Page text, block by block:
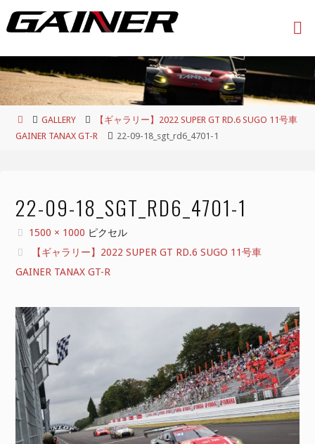
ン
ツ
へ
ホ
ー
GALLERY
【ギャラリー】2022 SUPER GT RD.6 SUGO 11号車
GAINER TANAX GT-R
22-09-18_sgt_rd6_4701-1
22-09-18_SGT_RD6_4701-1
フ
ル
サ
ズ
1500 × 1000 ピクセル
【ギャラリー】2022 SUPER GT RD.6 SUGO 11号車
GAINER TANAX GT-R